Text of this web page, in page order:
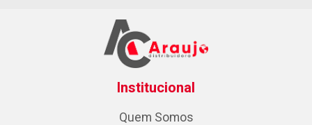
Institucional
Quem Somos